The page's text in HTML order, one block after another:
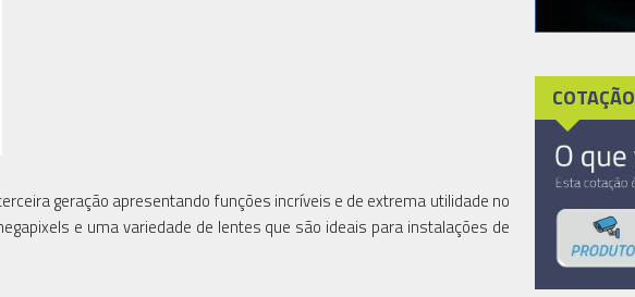
geração apresentando funções incríveis e de extrema utilidade no
e uma variedade de lentes que são ideais para instalações de
COTAÇÃO